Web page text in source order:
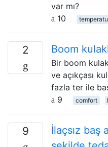
var mı?
10
2 Boom
Bir boom
ve açıkçası
fazla ter ile
9
comfort
9
İlaçsız baş